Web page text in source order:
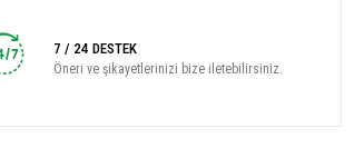
7 / 24 DESTEK
Öneri ve şikayetlerinizi bize iletebilirsiniz.